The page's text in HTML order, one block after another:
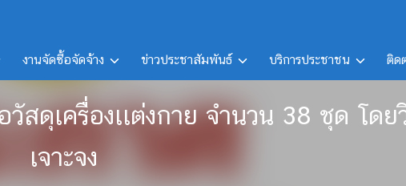
งานจัดซื้อจัดจ้าง ข่าวประชาสัมพันธ์ บริการประชาชน ติด
สดุเครื่องเเต่งกาย จำนวน 38 ชุด โดย
เจาะจง